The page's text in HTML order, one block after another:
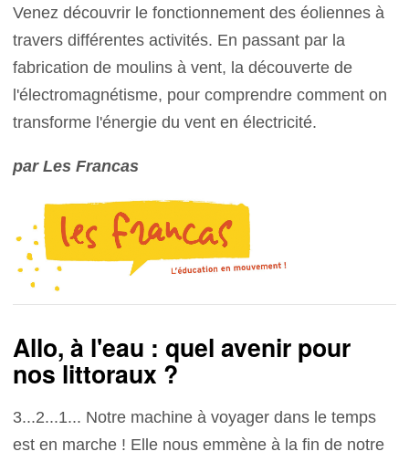
Venez découvrir le fonctionnement des éoliennes à
travers différentes activités. En passant par la
fabrication de moulins à vent, la découverte de
l'électromagnétisme, pour comprendre comment on
transforme l'énergie du vent en électricité.
par Les Francas
Allo, à l'eau : quel avenir pour
nos littoraux ?
3...2...1... Notre machine à voyager dans le temps
est en marche ! Elle nous emmène à la fin de notre